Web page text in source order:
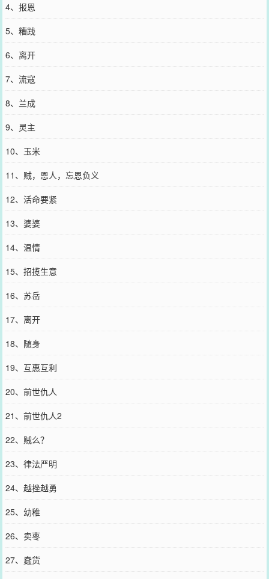
4、报恩
5、糟践
6、离开
7、流寇
8、兰成
9、灵主
10、玉米
11、贼，恩人，忘恩负义
12、活命要紧
13、婆婆
14、温情
15、招揽生意
16、苏岳
17、离开
18、随身
19、互惠互利
20、前世仇人
21、前世仇人2
22、贼么？
23、律法严明
24、越挫越勇
25、幼稚
26、卖枣
27、蠢货